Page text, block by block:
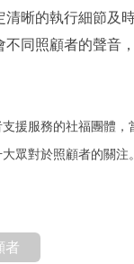
晰的執行細節及
同照顧者的聲音
援服務的社福團體
眾對於照顧者的關
者